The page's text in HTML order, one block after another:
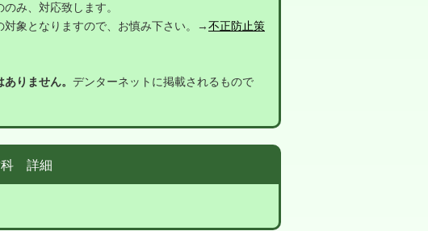
み、対応致します。
象となりますので、お慎み下さい。→不正防止策
りません。 デンターネットに掲載されるもので
科 詳細